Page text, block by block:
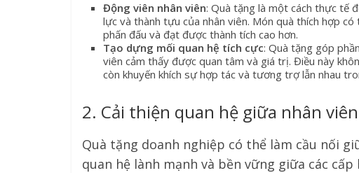
Động viên nhân viên: Quà tặng là một cách thực tế
lực và thành tựu của nhân viên. Món quà thích hợp
phấn đấu và đạt được thành tích cao hơn.
Tạo dựng mối quan hệ tích cực: Quà tặng góp
viên cảm thấy được quan tâm và giá trị. Điều này
còn khuyến khích sự hợp tác và tương trợ lẫn nhau
2. Cải thiện quan hệ giữa nhân
Quà tặng doanh nghiệp có thể làm cầu nối
quan hệ lành mạnh và bền vững giữa các